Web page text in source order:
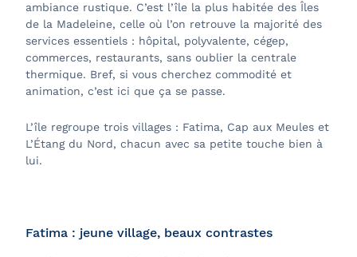
ambiance rustique. C’est l’île la plus habitée des Îles
de la Madeleine, celle où l’on retrouve la majorité des
services essentiels : hôpital, polyvalente, cégep,
commerces, restaurants, sans oublier la centrale
thermique. Bref, si vous cherchez commodité et
animation, c’est ici que ça se passe.
L’île regroupe trois villages : Fatima, Cap aux Meules et
L’Étang du Nord, chacun avec sa petite touche bien à
lui.
Fatima : jeune village, beaux contrastes